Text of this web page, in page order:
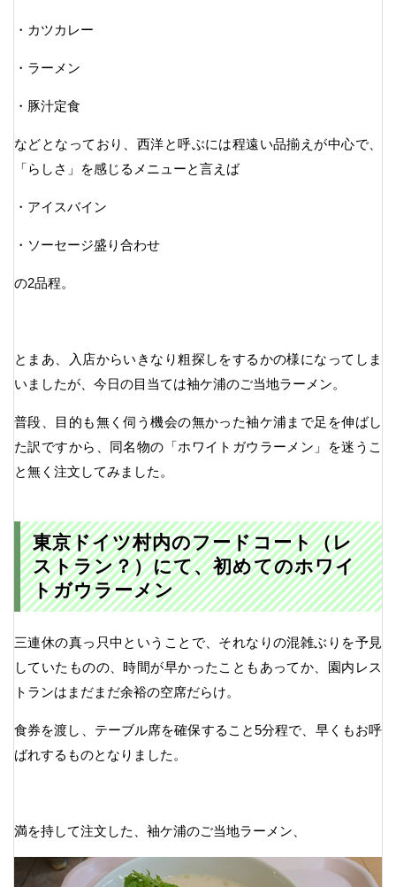
・カツカレー
・ラーメン
・豚汁定食
などとなっており、西洋と呼ぶには程遠い品揃えが中心で、
「らしさ」を感じるメニューと言えば
・アイスバイン
・ソーセージ盛り合わせ
の2品程。
とまあ、入店からいきなり粗探しをするかの様になってしま
いましたが、今日の目当ては袖ケ浦のご当地ラーメン。
普段、目的も無く伺う機会の無かった袖ケ浦まで足を伸ばし
た訳ですから、同名物の「ホワイトガウラーメン」を迷うこ
と無く注文してみました。
東京ドイツ村内のフードコート（レ
ストラン？）にて、初めてのホワイ
トガウラーメン
三連休の真っ只中ということで、それなりの混雑ぶりを予見
していたものの、時間が早かったこともあってか、園内レス
トランはまだまだ余裕の空席だらけ。
食券を渡し、テーブル席を確保すること5分程で、早くもお呼
ばれするものとなりました。
満を持して注文した、袖ケ浦のご当地ラーメン、